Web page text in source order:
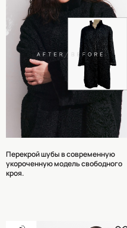
Перекрой шубы в современную
укороченную модель свободного
кроя.